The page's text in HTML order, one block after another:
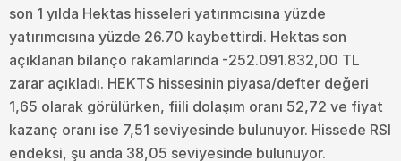
son 1 yılda Hektas hisseleri yatırımcısına yüzde
yatırımcısına yüzde 26.70 kaybettirdi. Hektas son
açıklanan bilanço rakamlarında -252.091.832,00 TL
zarar açıkladı. HEKTS hissesinin piyasa/defter değeri
1,65 olarak görülürken, fiili dolaşım oranı 52,72 ve fiyat
kazanç oranı ise 7,51 seviyesinde bulunuyor. Hissede RSI
endeksi, şu anda 38,05 seviyesinde bulunuyor.